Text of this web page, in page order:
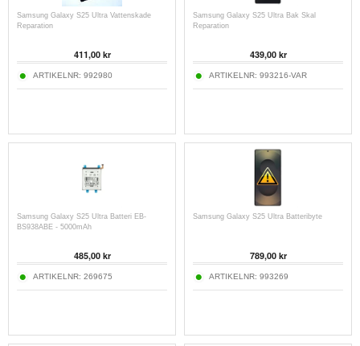
Samsung Galaxy S25 Ultra Vattenskade
Reparation
411,00 kr
ARTIKELNR: 992980
Samsung Galaxy S25 Ultra Bak Skal
Reparation
439,00 kr
ARTIKELNR: 993216-VAR
Samsung Galaxy S25 Ultra Batteri EB-
BS938ABE - 5000mAh
485,00 kr
ARTIKELNR: 269675
Samsung Galaxy S25 Ultra Batteribyte
789,00 kr
ARTIKELNR: 993269